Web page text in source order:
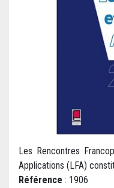
Les Rencontres
Applications (LFA)
Référence : 1906